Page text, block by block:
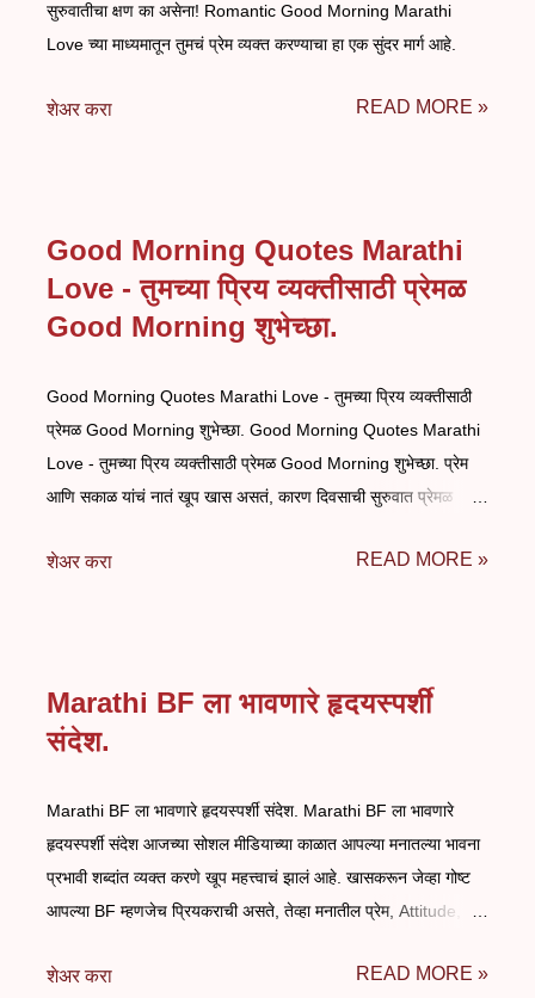
सुरुवातीचा क्षण का असेना! Romantic Good Morning Marathi
Love च्या माध्यमातून तुमचं प्रेम व्यक्त करण्याचा हा एक सुंदर मार्ग आहे.
शेअर करा READ MORE »
Good Morning Quotes Marathi
Love - तुमच्या प्रिय व्यक्तीसाठी प्रेमळ
Good Morning शुभेच्छा.
Good Morning Quotes Marathi Love - तुमच्या प्रिय व्यक्तीसाठी
प्रेमळ Good Morning शुभेच्छा. Good Morning Quotes Marathi
Love - तुमच्या प्रिय व्यक्तीसाठी प्रेमळ Good Morning शुभेच्छा. प्रेम
आणि सकाळ यांचं नातं खूप खास असतं, कारण दिवसाची सुरुवात प्रेमळ
आपल्या आवडत्या व्यक्तीकडून प्रेमळ संदेश मिळाला तर संपूर्ण दिवस आनंदी व
व्यक्तीला पाठवून सकाळची सुरुवात आनंदी करू शकता. Good Morning
Quotes Marathi Love - तुमच्या प्रिय व्यक्तीसाठी प्रेमळ Good
Instagram आणि Facebook द्वारे आपल्या मनातल्या भावना व्यक्त
करतात. सकाळी सकाळी आपल्या प्रिय व्यक्तीला एक छोटासा प्रेमसंदेश
शेअर करा READ MORE »
Marathi BF ला भावणारे हृदयस्पर्शी
संदेश.
Marathi BF ला भावणारे हृदयस्पर्शी संदेश. Marathi BF ला भावणारे
हृदयस्पर्शी संदेश आजच्या सोशल मीडियाच्या काळात आपल्या मनातल्या भावना
प्रभावी शब्दांत व्यक्त करणे खूप महत्त्वाचं झालं आहे. खासकरून जेव्हा गोष्ट
आपल्या BF म्हणजेच प्रियकराची असते, तेव्हा मनातील प्रेम, Attitude,
माध्यमातून व्यक्त करायला हव्यात. म्हणूनच आज आम्ही घेऊन आलो आहोत
शेअर करा READ MORE »